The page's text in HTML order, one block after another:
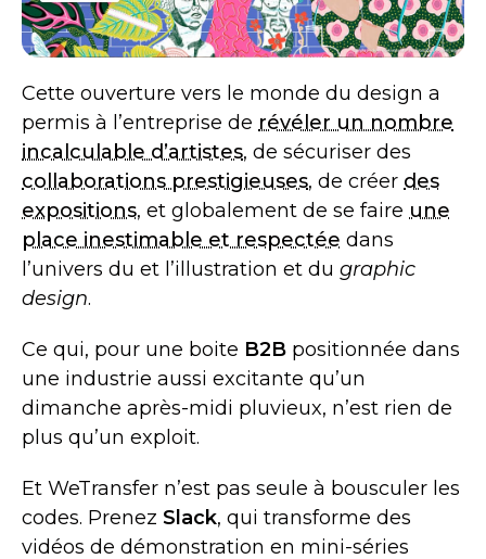
Cette ouverture vers le monde du design a
permis à l’entreprise de révéler un nombre
incalculable d’artistes, de sécuriser des
collaborations prestigieuses, de créer des
expositions, et globalement de se faire une
place inestimable et respectée dans
l’univers du et l’illustration et du graphic
design.
Ce qui, pour une boite B2B positionnée dans
une industrie aussi excitante qu’un
dimanche après-midi pluvieux, n’est rien de
plus qu’un exploit.
Et WeTransfer n’est pas seule à bousculer les
codes. Prenez Slack, qui transforme des
vidéos de démonstration en mini-séries